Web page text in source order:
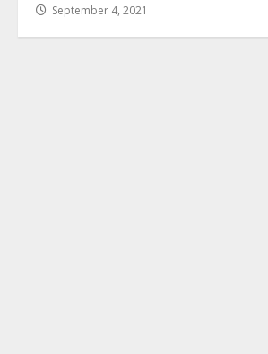
September 4, 2021